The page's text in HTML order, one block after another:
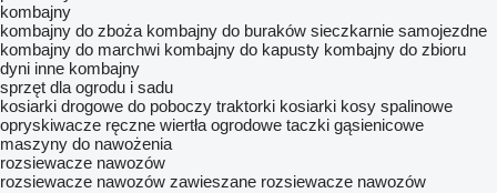
kombajny
kombajny do zboża kombajny do buraków sieczkarnie samojezdne
kombajny do marchwi kombajny do kapusty kombajny do zbioru
dyni inne kombajny
sprzęt dla ogrodu i sadu
kosiarki drogowe do poboczy traktorki kosiarki kosy spalinowe
opryskiwacze ręczne wiertła ogrodowe taczki gąsienicowe
maszyny do nawożenia
rozsiewacze nawozów
rozsiewacze nawozów zawieszane rozsiewacze nawozów